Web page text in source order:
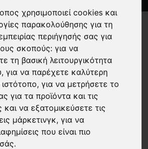
χρησιμοποιεί cookies και
παρακολούθησης για τη
περιήγησής σας για
σκοπούς:για να
τη βασική λειτουργικότητα
,για να παρέχετε καλύτερη
,για να μετρήσετε το
για τα προϊόντα και τις
και να εξατομικεύσετε τις
μάρκετινγκ,για να
που είναι πιο
.